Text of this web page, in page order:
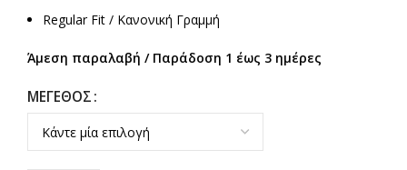
Regular Fit / Κανονική Γραμμή
Άμεση παραλαβή / Παράδοση 1 έως 3 ημέρες
ΜΈΓΕΘΟΣ